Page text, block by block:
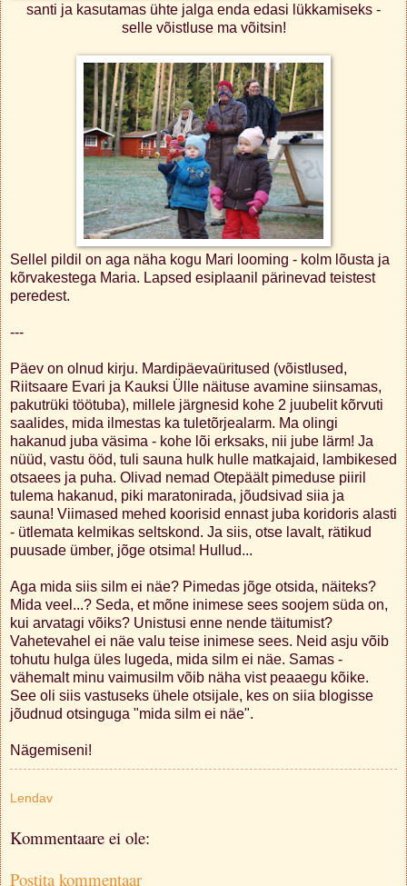
santi ja kasutamas ühte jalga enda edasi lükkamiseks -
selle võistluse ma võitsin!
Sellel pildil on aga näha kogu Mari looming - kolm lõusta ja
kõrvakestega Maria. Lapsed esiplaanil pärinevad teistest
peredest.
---
Päev on olnud kirju. Mardipäevaüritused (võistlused,
Riitsaare Evari ja Kauksi Ülle näituse avamine siinsamas,
pakutrüki töötuba), millele järgnesid kohe 2 juubelit kõrvuti
saalides, mida ilmestas ka tuletõrjealarm. Ma olingi
hakanud juba väsima - kohe lõi erksaks, nii jube lärm! Ja
nüüd, vastu ööd, tuli sauna hulk hulle matkajaid, lambikesed
otsaees ja puha. Olivad nemad Otepäält pimeduse piiril
tulema hakanud, piki maratonirada, jõudsivad siia ja
sauna! Viimased mehed koorisid ennast juba koridoris alasti
- ütlemata kelmikas seltskond. Ja siis, otse lavalt, rätikud
puusade ümber, jõge otsima! Hullud...
Aga mida siis silm ei näe? Pimedas jõge otsida, näiteks?
Mida veel...? Seda, et mõne inimese sees soojem süda on,
kui arvatagi võiks? Unistusi enne nende täitumist?
Vahetevahel ei näe valu teise inimese sees. Neid asju võib
tohutu hulga üles lugeda, mida silm ei näe. Samas -
vähemalt minu vaimusilm võib näha vist peaaegu kõike.
See oli siis vastuseks ühele otsijale, kes on siia blogisse
jõudnud otsinguga "mida silm ei näe".
Nägemiseni!
Lendav
Kommentaare ei ole:
Postita kommentaar